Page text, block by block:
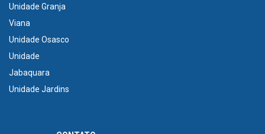
Unidade Granja
Viana
Unidade Osasco
Unidade
Jabaquara
Unidade Jardins